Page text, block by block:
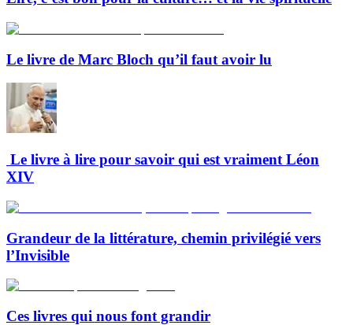
Le livre de Marc Bloch qu’il faut avoir lu
Le livre à lire pour savoir qui est vraiment Léon
XIV
Grandeur de la littérature, chemin privilégié vers
l’Invisible
Ces livres qui nous font grandir